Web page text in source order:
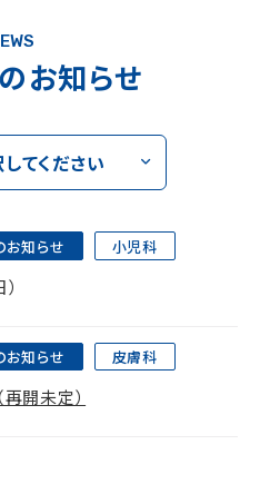
お知らせ
てください
お知らせ 小児科
お知らせ 皮膚科
開未定）